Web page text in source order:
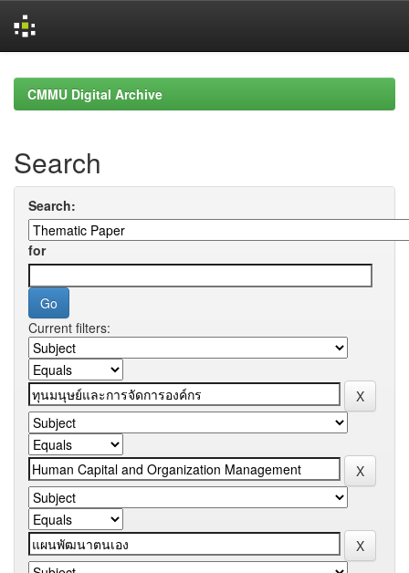
navigationCMMU Digital Archive
Search
Search:
for
Current filters: